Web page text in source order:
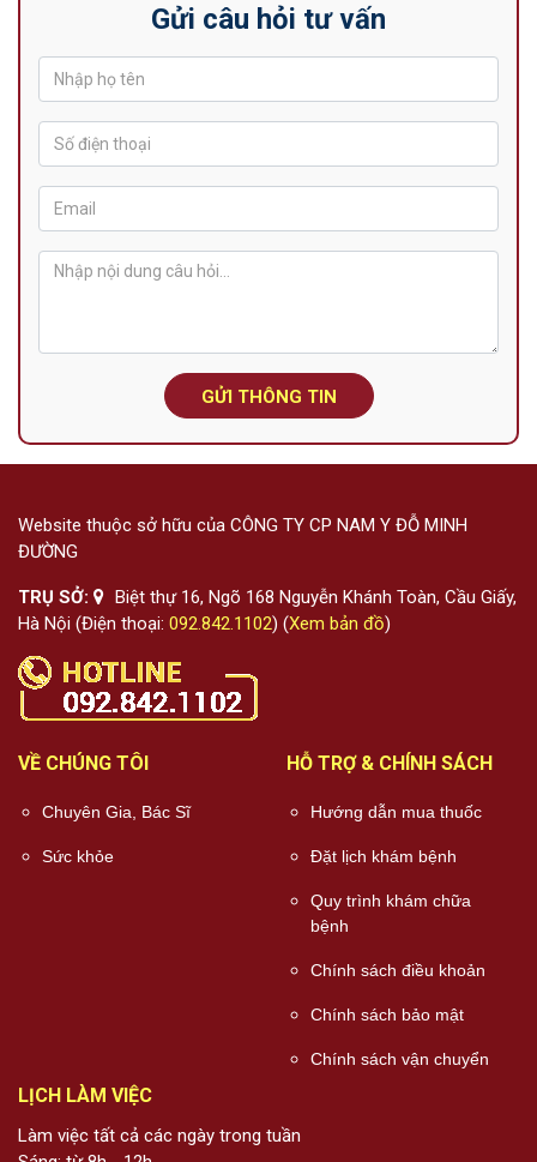
Gửi câu hỏi tư vấn
GỬI THÔNG TIN
Website thuộc sở hữu của CÔNG TY CP NAM Y ĐỖ MINH
ĐƯỜNG
TRỤ SỞ:
Biệt thự 16, Ngõ 168 Nguyễn Khánh Toàn, Cầu Giấy,
Hà Nội (Điện thoại: 092.842.1102) (Xem bản đồ)
VỀ CHÚNG TÔI
Chuyên Gia, Bác Sĩ
Sức khỏe
HỖ TRỢ & CHÍNH SÁCH
Hướng dẫn mua thuốc
Đặt lịch khám bệnh
Quy trình khám chữa
bệnh
Chính sách điều khoản
Chính sách bảo mật
Chính sách vận chuyển
LỊCH LÀM VIỆC
Làm việc tất cả các ngày trong tuần